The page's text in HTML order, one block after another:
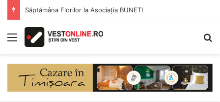
Săptămâna Florilor la Asociația BUNETI
Menu